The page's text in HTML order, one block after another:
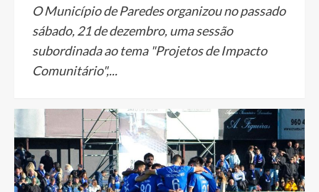
O Município de Paredes organizou no passado
sábado, 21 de dezembro, uma sessão
subordinada ao tema "Projetos de Impacto
Comunitário",...